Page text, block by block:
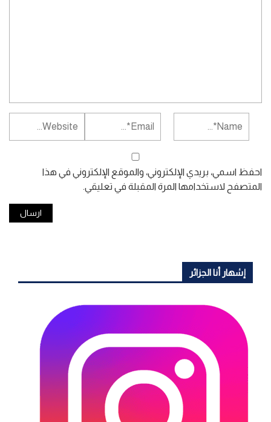
احفظ اسمي، بريدي الإلكتروني، والموقع الإلكتروني في هذا
المتصفح لاستخدامها المرة المقبلة في تعليقي.
إشهار أنا الجزائر